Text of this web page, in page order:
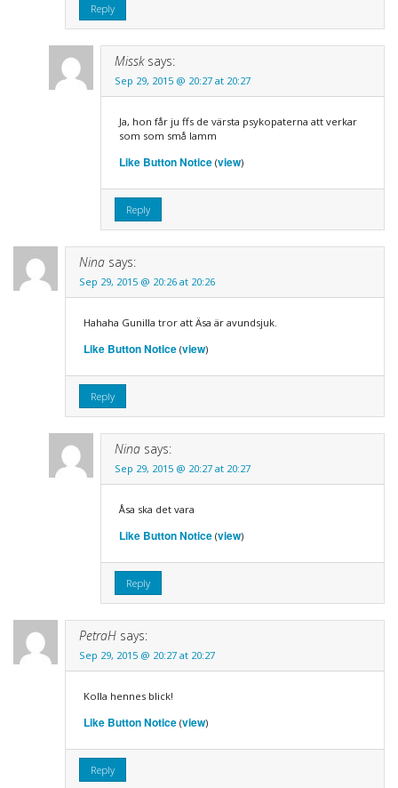
Reply
Missk says:
Sep 29, 2015 @ 20:27 at 20:27
Ja, hon får ju ffs de värsta psykopaterna att verkar
som som små lamm
Like Button Notice(view)
Reply
Nina says:
Sep 29, 2015 @ 20:26 at 20:26
Hahaha Gunilla tror att Äsa är avundsjuk.
Like Button Notice(view)
Reply
Nina says:
Sep 29, 2015 @ 20:27 at 20:27
Åsa ska det vara
Like Button Notice(view)
Reply
PetraH says:
Sep 29, 2015 @ 20:27 at 20:27
Kolla hennes blick!
Like Button Notice(view)
Reply